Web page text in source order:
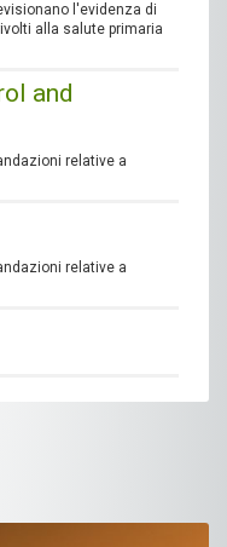
l'evidenza di
alla salute primaria
and
relative a
relative a